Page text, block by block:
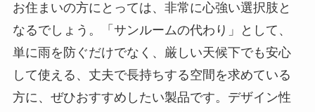
お住まいの方にとっては、非常に心強い選択肢と
なるでしょう。「サンルームの代わり」として、
単に雨を防ぐだけでなく、厳しい天候下でも安心
して使える、丈夫で長持ちする空間を求めている
方に、ぜひおすすめしたい製品です。デザイン性